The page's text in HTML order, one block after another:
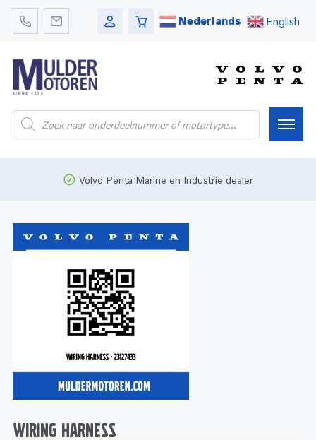
Nederlands English
Onderdelen
Bedrijfsvaart
Onderdelen
Motoren
Onderdelen
Service
Motoren
Service en onderhoud
Volvo Penta Marine en Industrie dealer
WIRING HARNESS